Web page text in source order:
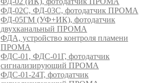
ФД-02С, ФД-03С, фотодатчик ПРОМА
ФД-05ГМ (УФ+ИК), фотодатчик
двухканальный ПРОМА
ФДА, устройство контроля пламени
ПРОМА
ФДС-01, ФДС-01Г, фотодатчик
сигнализирующий ПРОМА
ФДС-01-24Т, фотодатчик